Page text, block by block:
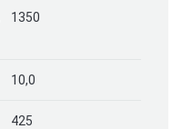
1350
10,0
425